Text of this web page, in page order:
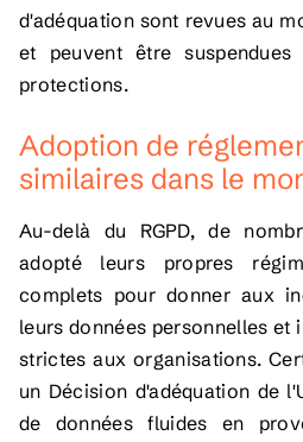
d'adéquation sont revues au
et peuvent être
protections.
Adoption de
similaires dans le
Au-delà du RGPD, de
adopté leurs propres
complets pour donner aux
leurs données personnelles et
strictes aux organisations.
un Décision d'adéquation de
de données fluides en